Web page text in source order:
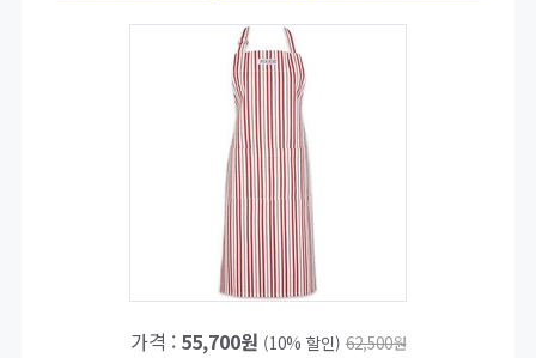
가격 : 55,700원 (10% 할인) 62,500원